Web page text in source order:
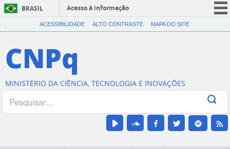
BRASIL
Acesso à informação
CORONAVÍRUS (COVID-19)
Canais
ACESSIBILIDADE ALTO CONTRASTE MAPA DO SITE
CNPq
MINISTÉRIO DA CIÊNCIA, TECNOLOGIA E INOVAÇÕES